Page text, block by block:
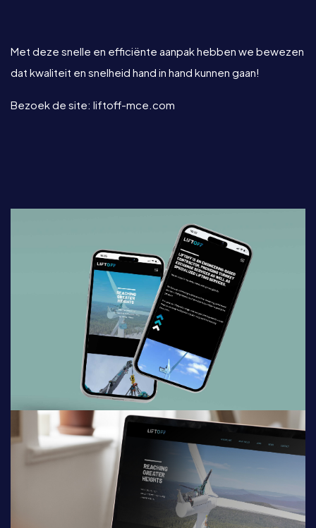
Met deze snelle en efficiënte aanpak hebben we bewezen
dat kwaliteit en snelheid hand in hand kunnen gaan!
Bezoek de site: liftoff-mce.com